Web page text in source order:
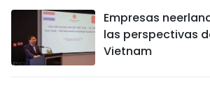
Empresas
las perspectivas
Vietnam